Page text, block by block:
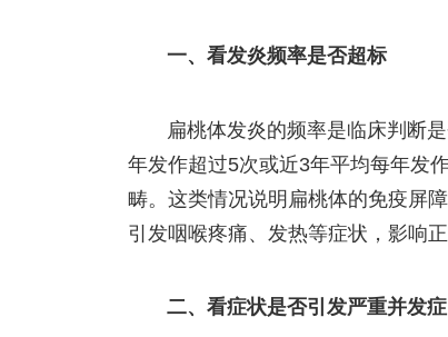
一、看发炎频率是否超标
扁桃体发炎的频率是临床判断
年发作超过5次或近3年平均每年发
畴。这类情况说明扁桃体的免疫屏
引发咽喉疼痛、发热等症状，影响
二、看症状是否引发严重并发症